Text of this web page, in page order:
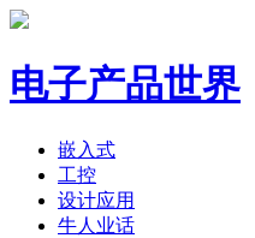
电子产品世界
嵌入式
工控
设计应用
牛人业话